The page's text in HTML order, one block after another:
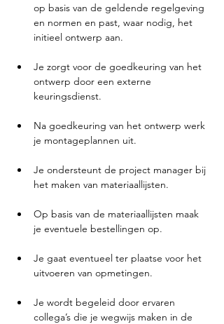
op basis van de geldende regelgeving
en normen en past, waar nodig, het
initieel ontwerp aan.
Je zorgt voor de goedkeuring van het
ontwerp door een externe
keuringsdienst.
Na goedkeuring van het ontwerp werk
je montageplannen uit.
Je ondersteunt de project manager bij
het maken van materiaallijsten.
Op basis van de materiaallijsten maak
je eventuele bestellingen op.
Je gaat eventueel ter plaatse voor het
uitvoeren van opmetingen.
Je wordt begeleid door ervaren
collega’s die je wegwijs maken in de